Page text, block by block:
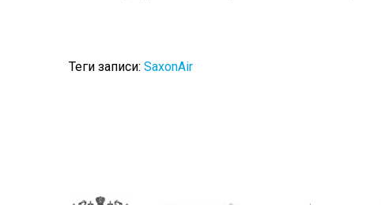
Теги записи: SaxonAir